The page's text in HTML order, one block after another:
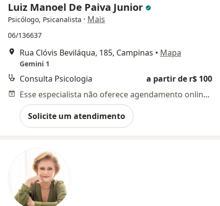
Luiz Manoel De Paiva Junior
Psicólogo, Psicanalista · Mais
06/136637
Rua Clóvis Beviláqua, 185, Campinas • Mapa
Gemini 1
Consulta Psicologia
a partir de r$ 100
Esse especialista não oferece agendamento online para esse endereço.
Solicite um atendimento